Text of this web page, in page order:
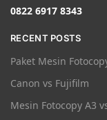
0822 6917 8343
RECENT POSTS
Paket Mesin
Canon vs Fujifilm
Mesin Fotocopy A3